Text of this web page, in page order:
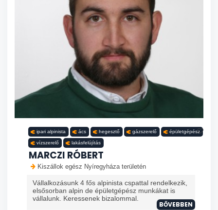
ipari alpinista ács hegesztő gázszerelő épületgépész
vízszerelő lakásfelújítás
MARCZI RÓBERT
Kiszállok egész Nyíregyháza területén
Vállalkozásunk 4 fős alpinista cspattal rendelkezik,
elsősorban alpin de épületgépész munkákat is
vállalunk. Keressenek bizalommal.
BŐVEBBEN